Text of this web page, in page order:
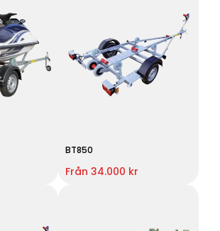
BT850
Från 34.000 kr